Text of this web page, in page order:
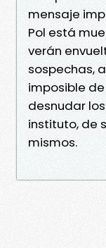
mensaje
Pol está
verán
sospechas,
imposible
desnudar
instituto, de
mismos.